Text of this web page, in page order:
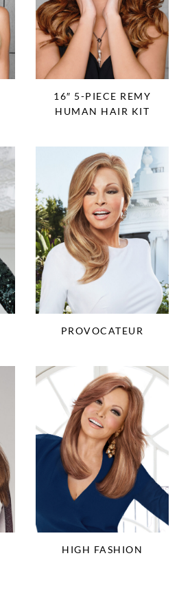
16″ 5-PIECE REMY
HUMAN HAIR KIT
PROVOCATEUR
HIGH FASHION